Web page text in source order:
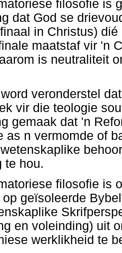
filosofie is
dat God se
in Christus)
maatstaf vir 'n
is neutraliteit
veronderstel
vir die teologie
gemaak dat 'n
as n vermomde of
te hou.
filosofie is
op geïsoleerde
en voleinding) uit
werklikheid te